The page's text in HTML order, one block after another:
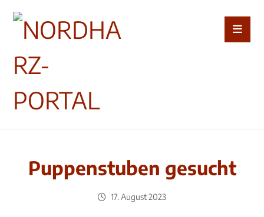
Puppenstuben gesucht
17. August 2023